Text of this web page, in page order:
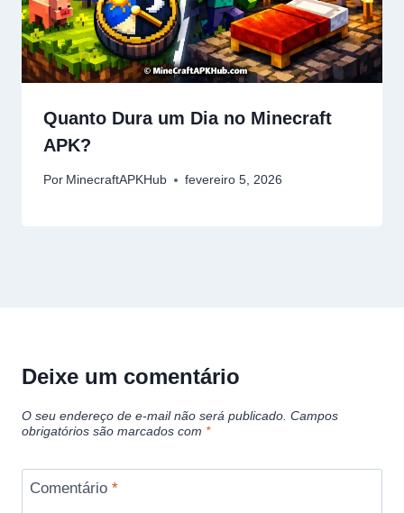
Quanto Dura um Dia no Minecraft
APK?
Por MinecraftAPKHub fevereiro 5, 2026
Deixe um comentário
O seu endereço de e-mail não será publicado. Campos
obrigatórios são marcados com *
Comentário *